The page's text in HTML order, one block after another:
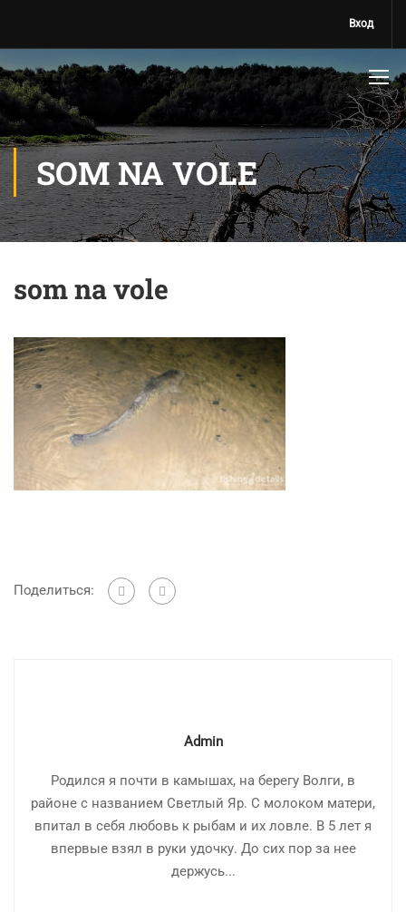
Вход
SOM NA VOLE
som na vole
Поделиться:
Admin
Родился я почти в камышах, на берегу Волги, в
районе с названием Светлый Яр. С молоком матери,
впитал в себя любовь к рыбам и их ловле. В 5 лет я
впервые взял в руки удочку. До сих пор за нее
держусь...